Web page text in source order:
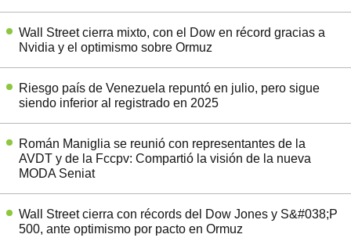
Wall Street cierra mixto, con el Dow en récord gracias a
Nvidia y el optimismo sobre Ormuz
Riesgo país de Venezuela repuntó en julio, pero sigue
siendo inferior al registrado en 2025
Román Maniglia se reunió con representantes de la
AVDT y de la Fccpv: Compartió la visión de la nueva
MODA Seniat
Wall Street cierra con récords del Dow Jones y S&#038;P
500, ante optimismo por pacto en Ormuz